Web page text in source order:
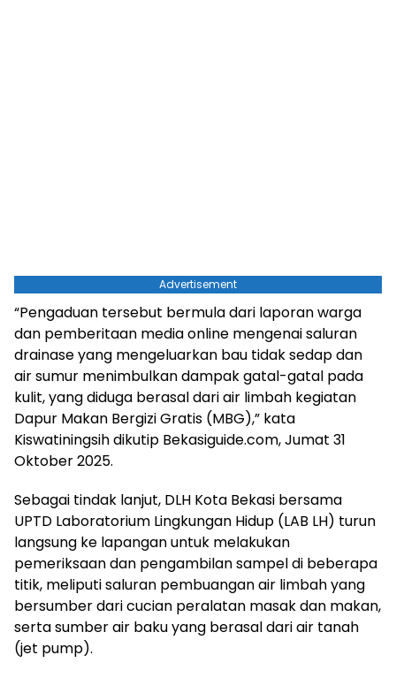
Advertisement
“Pengaduan tersebut bermula dari laporan warga
dan pemberitaan media online mengenai saluran
drainase yang mengeluarkan bau tidak sedap dan
air sumur menimbulkan dampak gatal-gatal pada
kulit, yang diduga berasal dari air limbah kegiatan
Dapur Makan Bergizi Gratis (MBG),” kata
Kiswatiningsih dikutip Bekasiguide.com, Jumat 31
Oktober 2025.
Sebagai tindak lanjut, DLH Kota Bekasi bersama
UPTD Laboratorium Lingkungan Hidup (LAB LH) turun
langsung ke lapangan untuk melakukan
pemeriksaan dan pengambilan sampel di beberapa
titik, meliputi saluran pembuangan air limbah yang
bersumber dari cucian peralatan masak dan makan,
serta sumber air baku yang berasal dari air tanah
(jet pump).